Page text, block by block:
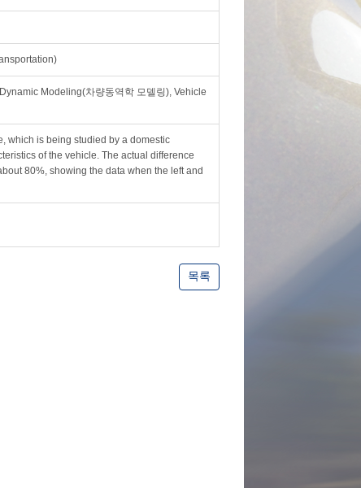
Modeling(차량동역학 모델링), Vehicle
which is being studied by a domestic
of the vehicle. The actual difference
80%, showing the data when the left and
목록